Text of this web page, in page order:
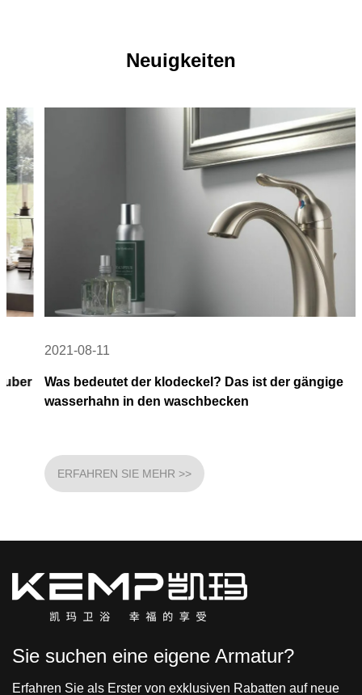
Neuigkeiten
2021-08-11
Was bedeutet der klodeckel? Das ist der gängige
wasserhahn in den waschbecken
ERFAHREN SIE MEHR >>
Sie suchen eine eigene Armatur?
Erfahren Sie als Erster von exklusiven Rabatten auf neue